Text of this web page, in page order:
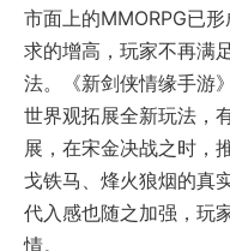
市面上的MMORPG已
求的增高，玩家不再满
法。《新剑侠情缘手游
世界观拓展全新玩法，
展，在宋金决战之时，
戈铁马、烽火狼烟的真
代入感也随之加强，玩
情。